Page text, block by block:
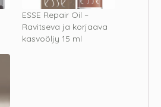
ESSE Repair Oil –
Ravitseva ja korjaava
kasvoöljy 15 ml